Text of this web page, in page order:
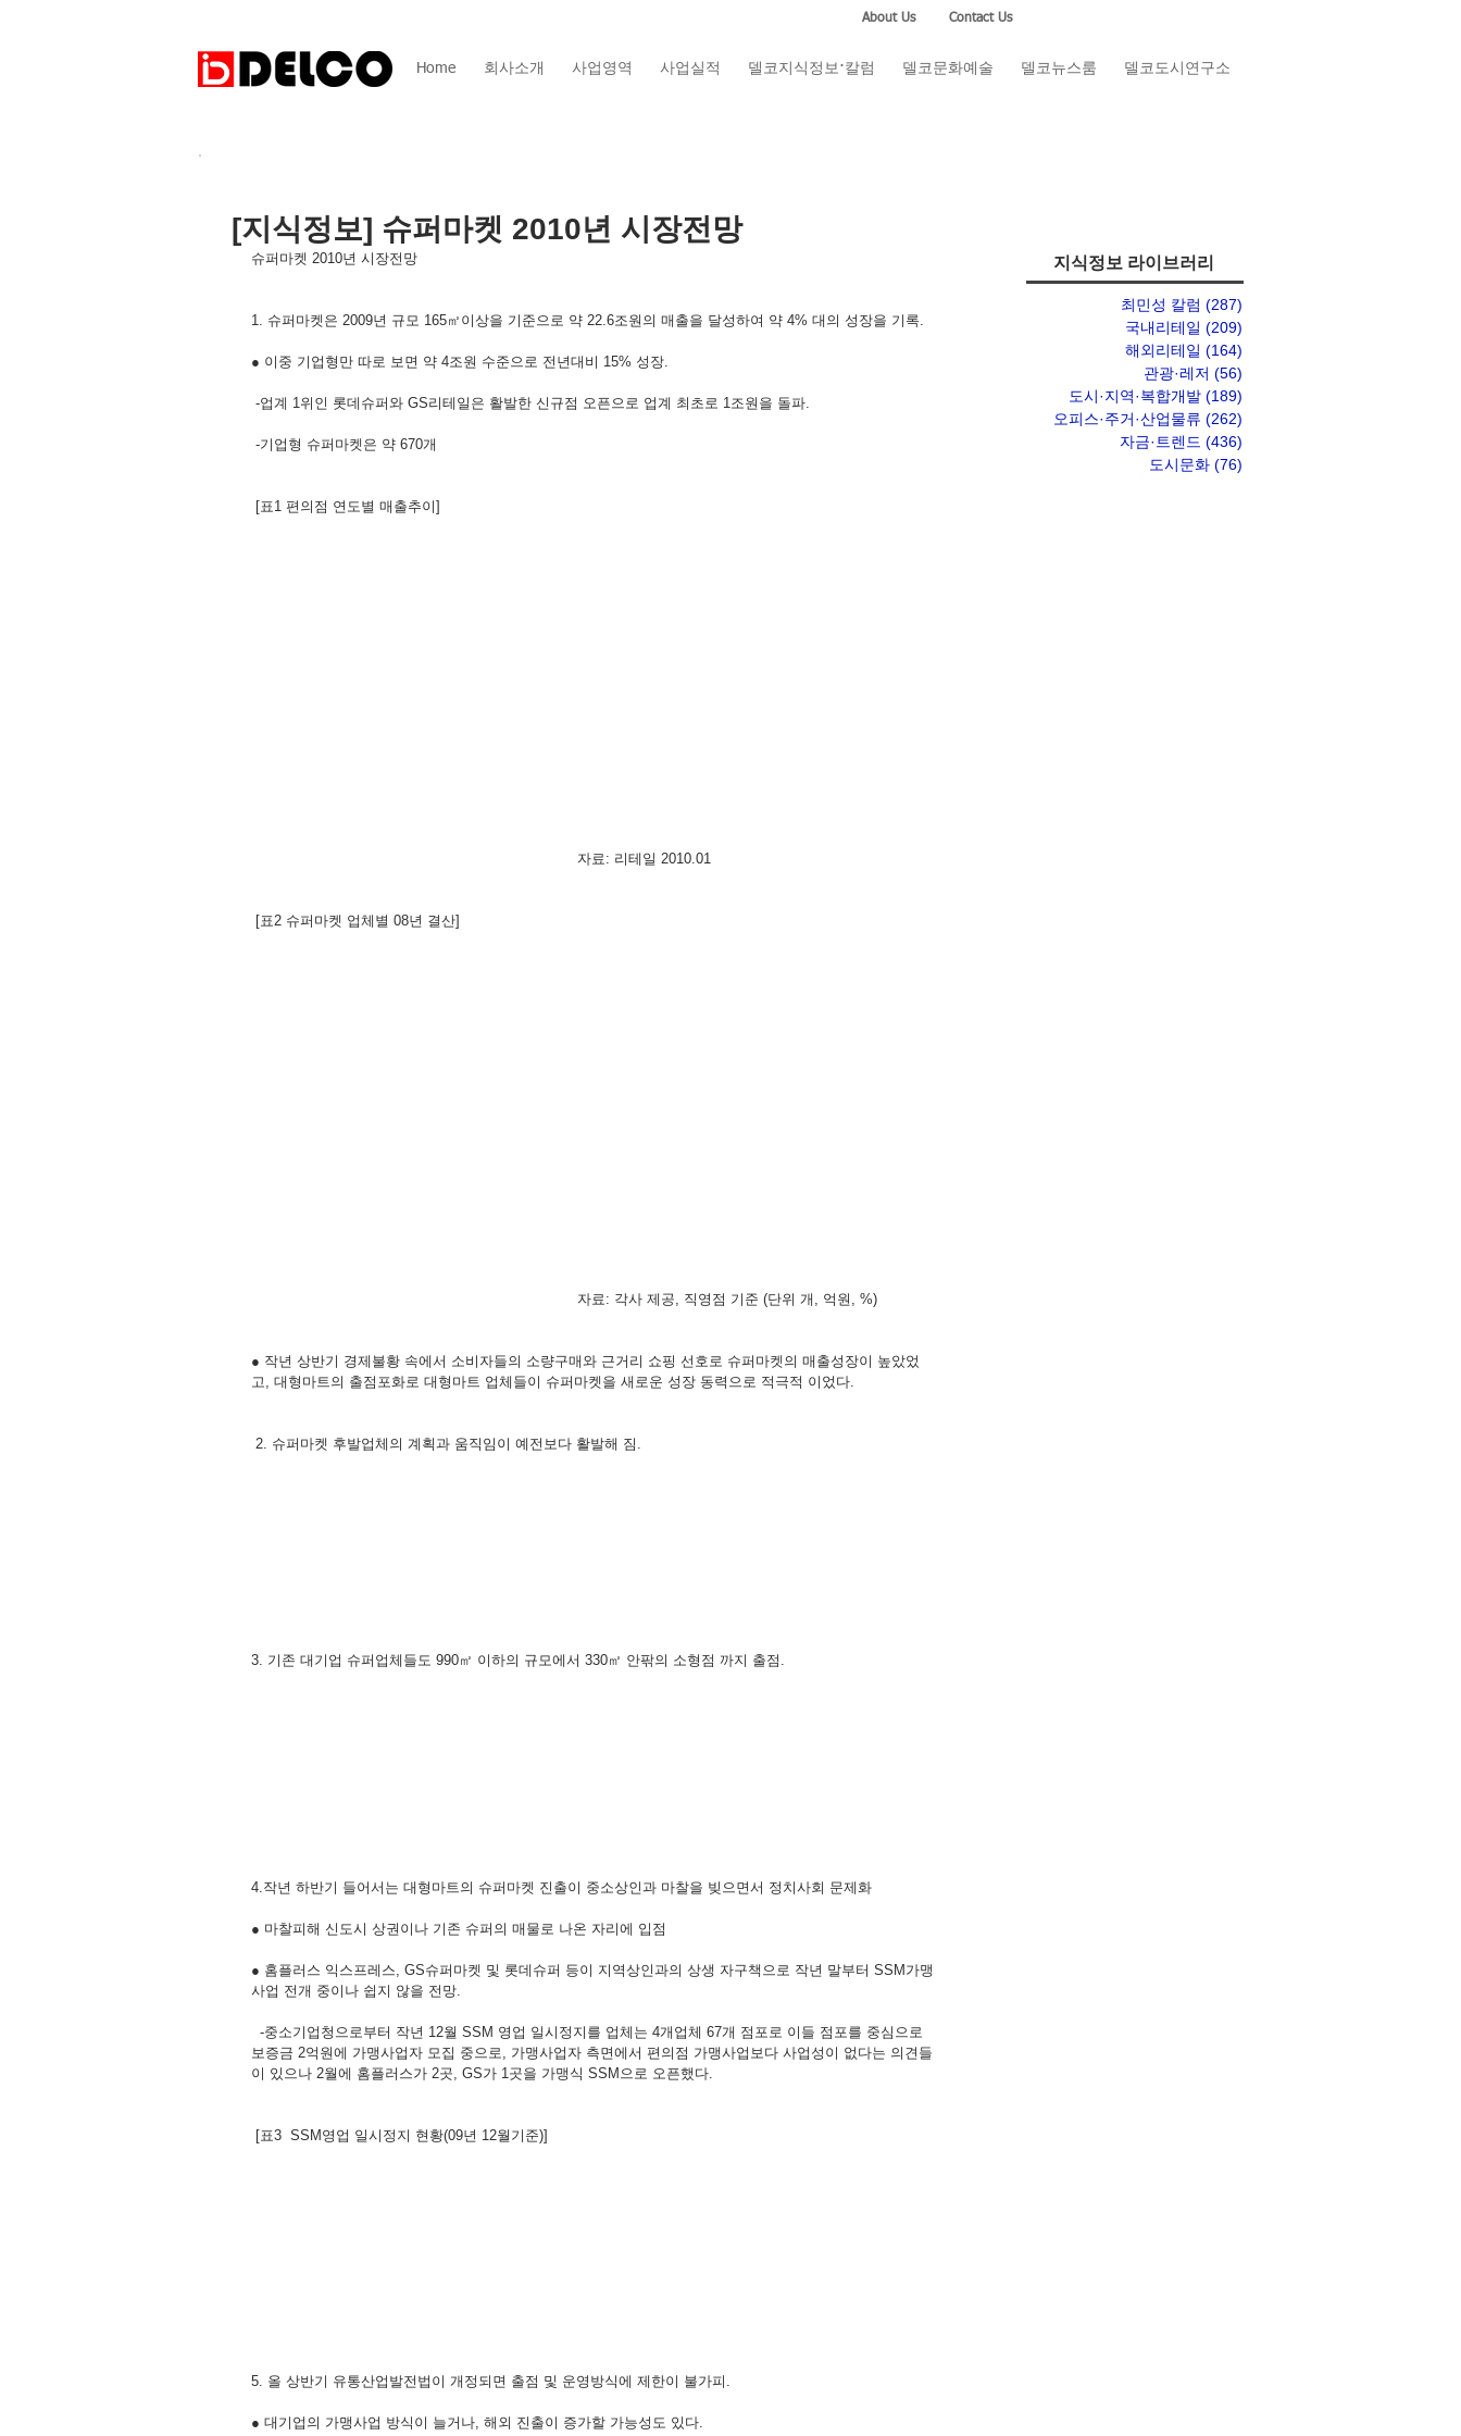
Home 회사소개 사업영역 사업실적 델코지식정보·칼럼 델코문화예술 델코뉴스룸 델코도시연구소
About Us Contact Us
지식정보 라이브러리
최민성 칼럼 (287)
국내리테일 (209)
해외리테일 (164)
관광·레저 (56)
도시·지역·복합개발 (189)
오피스·주거·산업물류 (262)
자금·트렌드 (436)
도시문화 (76)
[지식정보] 슈퍼마켓 2010년 시장전망
슈퍼마켓 2010년 시장전망
1. 슈퍼마켓은 2009년 규모 165㎡이상을 기준으로 약 22.6조원의 매출을 달성하여 약 4% 대의 성장을 기록.
● 이중 기업형만 따로 보면 약 4조원 수준으로 전년대비 15% 성장.
-업계 1위인 롯데슈퍼와 GS리테일은 활발한 신규점 오픈으로 업계 최초로 1조원을 돌파.
-기업형 슈퍼마켓은 약 670개
[표1 편의점 연도별 매출추이]
                                                                           자료: 리테일 2010.01
[표2 슈퍼마켓 업체별 08년 결산]
                                                                           자료: 각사 제공, 직영점 기준 (단위 개, 억원, %)
● 작년 상반기 경제불황 속에서 소비자들의 소량구매와 근거리 쇼핑 선호로 슈퍼마켓의 매출성장이 높았었
고, 대형마트의 출점포화로 대형마트 업체들이 슈퍼마켓을 새로운 성장 동력으로 적극적 이었다.
2. 슈퍼마켓 후발업체의 계획과 움직임이 예전보다 활발해 짐.
3. 기존 대기업 슈퍼업체들도 990㎡ 이하의 규모에서 330㎡ 안팎의 소형점 까지 출점.
4.작년 하반기 들어서는 대형마트의 슈퍼마켓 진출이 중소상인과 마찰을 빚으면서 정치사회 문제화
● 마찰피해 신도시 상권이나 기존 슈퍼의 매물로 나온 자리에 입점
● 홈플러스 익스프레스, GS슈퍼마켓 및 롯데슈퍼 등이 지역상인과의 상생 자구책으로 작년 말부터 SSM가맹
사업 전개 중이나 쉽지 않을 전망.
보증금 2억원에 가맹사업자 모집 중으로, 가맹사업자 측면에서 편의점 가맹사업보다 사업성이 없다는 의견들
이 있으나 2월에 홈플러스가 2곳, GS가 1곳을 가맹식 SSM으로 오픈했다.
[표3  SSM영업 일시정지 현황(09년 12월기준)]
5. 올 상반기 유통산업발전법이 개정되면 출점 및 운영방식에 제한이 불가피.
● 대기업의 가맹사업 방식이 늘거나, 해외 진출이 증가할 가능성도 있다.